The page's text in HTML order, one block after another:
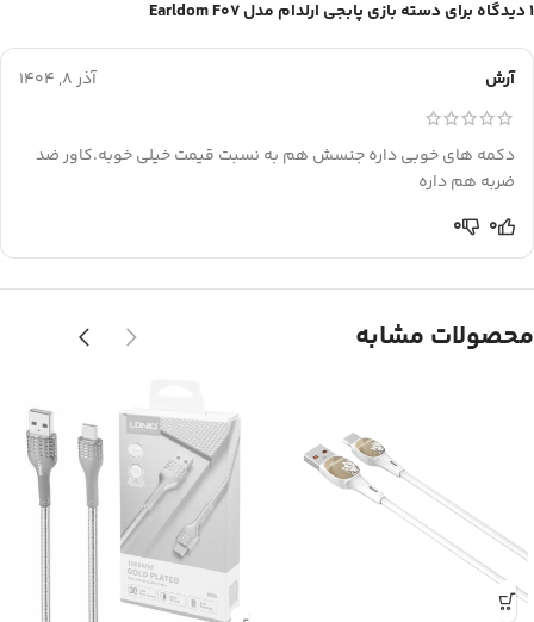
1 دیدگاه برای دسته بازی پابجی ارلدام مدل Earldom F07
آرش آذر 8, 1404
دکمه های خوبی داره جنسش هم به نسبت قیمت خیلی خوبه.کاور ضد
ضربه هم داره
0
0
محصولات مشابه